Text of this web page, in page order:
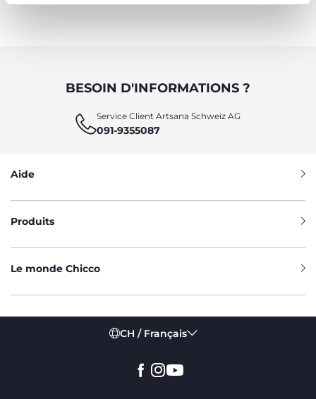
BESOIN D'INFORMATIONS ?
Service Client Artsana Schweiz AG
091-9355087
Aide
Produits
Le monde Chicco
CH / Français